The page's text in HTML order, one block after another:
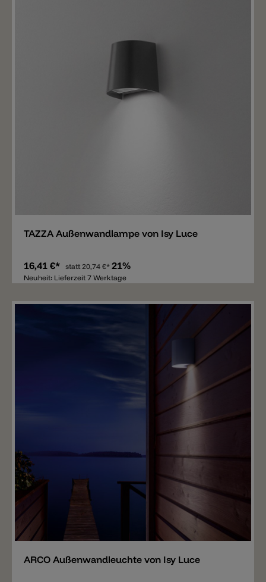
TAZZA Außenwandlampe von Isy Luce
16,41 €* statt20,74 €* 21%
Neuheit: Lieferzeit 7 Werktage
Merken
ARCO Außenwandleuchte von Isy Luce